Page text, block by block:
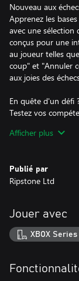
Nouveau aux
Apprenez les
avec une sélection
conçus pour une
au joueur telles
coup" et "Annuler
aux joies des
En quête d'un défi
Testez vos
joueurs en mode
Afficher plus
Publié par
Ripstone Ltd
Jouer avec
XBOX Series